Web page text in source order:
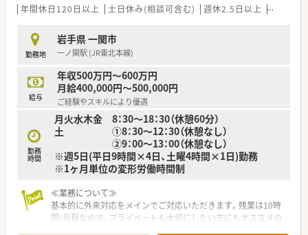
調剤室や休憩室が広く、休憩の際もしっかり休めるような環境作
また、フォローし合う体制にあるため、休暇も相談しやすい環境
です。
≪こんな方におススメ≫
★しっかり稼ぎたい方
★テキパキと仕事したい方
★職場の人間関係で悩みたくない方
★店舗異動やヘルプ対応なく働きたい方
年間休日120日以上 土日休み(相談可含む) 週休2.5日以上 未経験可
勤務地
岩手県 一関市
一ノ関駅 (JR東北本線)
給与
年収500万円～600万円
月給400,000円～500,000円
ご経験やスキルにより優遇
勤務
時間
月火水木金 8：30～18：30（休憩60分）
土 ①8：30～12：30（休憩なし）
②9：00～13：00（休憩なし）
※週5日(平日9時間×4日、土曜4時間×1日)勤務
※1ヶ月単位の変形労働時間制
≪業務について≫
基本的に外来対応をメインでご対応いただきます。残業は10時
間/月程なので、プライベートも大切にしたい方にもオススメの